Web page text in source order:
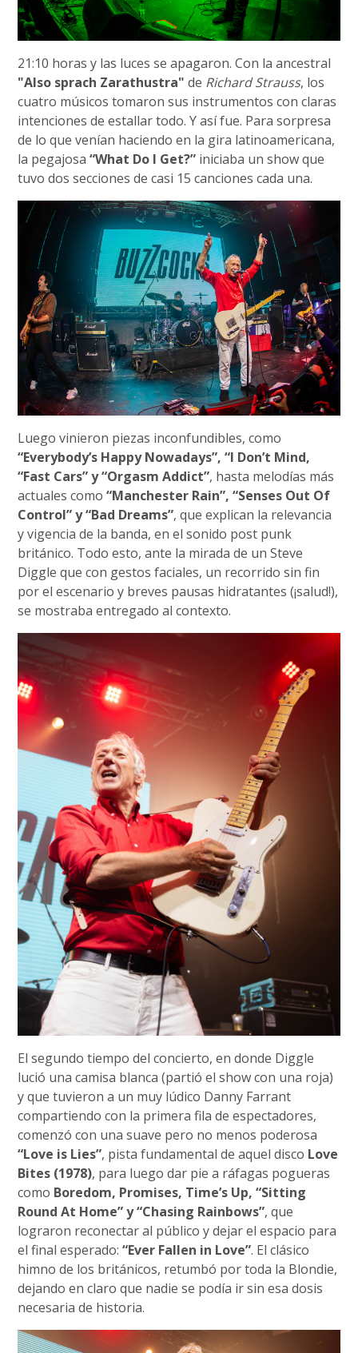
21:10 horas y las luces se apagaron. Con la ancestral
"Also sprach Zarathustra" de Richard Strauss, los
cuatro músicos tomaron sus instrumentos con claras
intenciones de estallar todo. Y así fue. Para sorpresa
de lo que venían haciendo en la gira latinoamericana,
la pegajosa“What Do I Get?” iniciaba un show que
tuvo dos secciones de casi 15 canciones cada una.
Luego vinieron piezas inconfundibles, como
“Everybody’s Happy Nowadays”, “I Don’t Mind,
“Fast Cars” y “Orgasm Addict”, hasta melodías más
actuales como“Manchester Rain”, “Senses Out Of
Control” y “Bad Dreams”, que explican la relevancia
y vigencia de la banda, en el sonido post punk
británico. Todo esto, ante la mirada de un Steve
Diggle que con gestos faciales, un recorrido sin fin
por el escenario y breves pausas hidratantes (¡salud!),
se mostraba entregado al contexto.
El segundo tiempo del concierto, en donde Diggle
lució una camisa blanca (partió el show con una roja)
y que tuvieron a un muy lúdico Danny Farrant
compartiendo con la primera fila de espectadores,
comenzó con una suave pero no menos poderosa
“Love is Lies”, pista fundamental de aquel disco Love
Bites (1978), para luego dar pie a ráfagas pogueras
como Boredom, Promises, Time’s Up, “Sitting
Round At Home” y “Chasing Rainbows”, que
lograron reconectar al público y dejar el espacio para
el final esperado:“Ever Fallen in Love”. El clásico
himno de los británicos, retumbó por toda la Blondie,
dejando en claro que nadie se podía ir sin esa dosis
necesaria de historia.